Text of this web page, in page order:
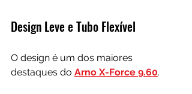
Design Leve e Tubo Flexível
O design é um dos maiores
destaques do Arno X-Force 9.60.